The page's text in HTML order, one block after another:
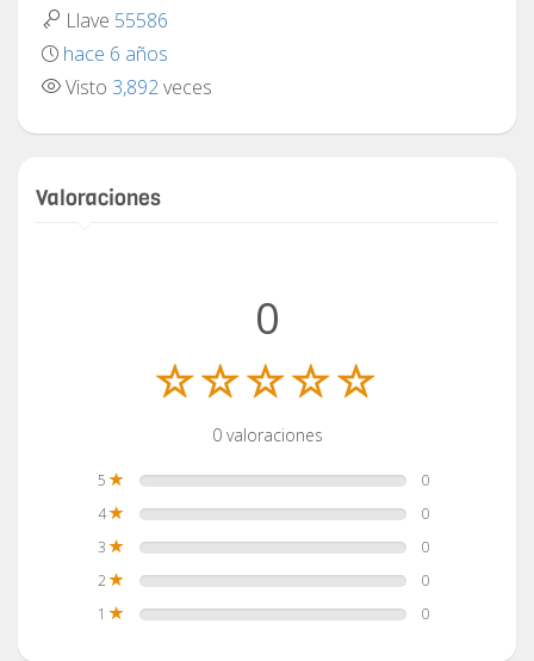
Llave 55586
hace 6 años
Visto 3,892veces
Valoraciones
0
0 valoraciones
5
0
4
0
3
0
2
0
1
0